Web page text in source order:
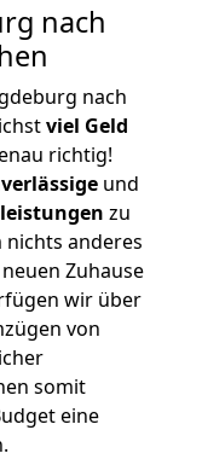
nach
nach
viel Geld
richtig!
und
zu
nichts anderes
Zuhause
wir über
von
somit
eine